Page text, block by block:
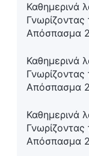
Καθημερινά
Γνωρίζοντας
Απόσπασμα
Καθημερινά
Γνωρίζοντας
Απόσπασμα
Καθημερινά
Γνωρίζοντας
Απόσπασμα